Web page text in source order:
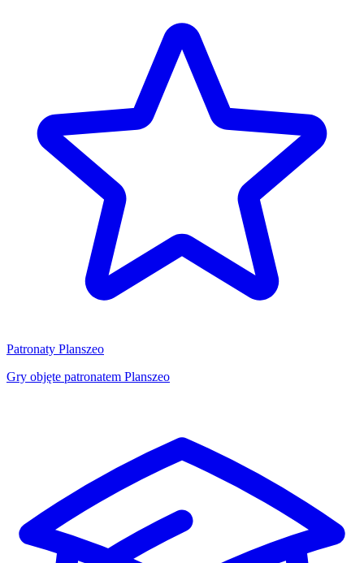
Patronaty Planszeo
Gry objęte patronatem Planszeo